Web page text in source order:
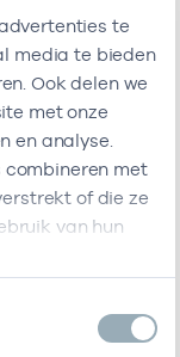
te
media te bieden
Ook delen we
met onze
en analyse.
combineren met
of die ze
van hun
code Start